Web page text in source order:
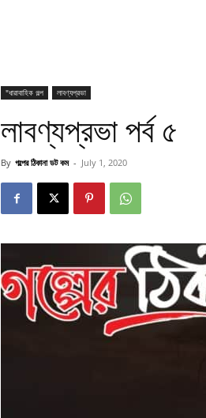
"ধারাবাহিক গল্প লাবণ্যপ্রভা
লাবণ্যপ্রভা পর্ব ৫
By গল্পের ঠিকানা ডট কম - July 1, 2020